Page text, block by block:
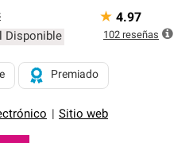
superior de nuestra red
estrictos de
mejor garantía de
Disponible
Sitio web
Premiado
★ 4.97
102 reseñas